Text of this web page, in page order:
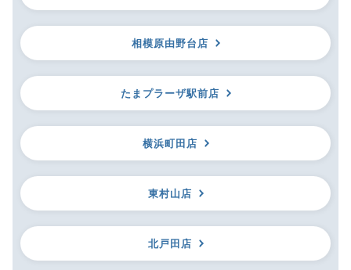
相模原由野台店
たまプラーザ駅前店
横浜町田店
東村山店
北戸田店